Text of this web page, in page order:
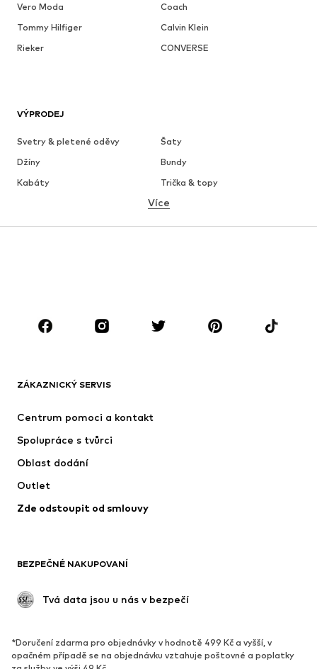
Vero Moda
Coach
Tommy Hilfiger
Calvin Klein
Rieker
CONVERSE
VÝPRODEJ
Svetry & pletené oděvy
Šaty
Džíny
Bundy
Kabáty
Trička & topy
Spodní prádlo
Doplňky
Premium
Nové
Trička & topy
Bundy
Spodní prádlo
Kabáty
Plavky
Příležitosti
Upcyklace
Nové
Oblíbené
Více
ZÁKAZNICKÝ SERVIS
Centrum pomoci a kontakt
Spolupráce s tvůrci
Oblast dodání
Outlet
Zde odstoupit od smlouvy
BEZPEČNÉ NAKUPOVANÍ
Tvá data jsou u nás v bezpečí
*Doručení zdarma pro objednávky v hodnotě 499 Kč a vyšší, v
opačném případě se na objednávku vztahuje poštovné a poplatky